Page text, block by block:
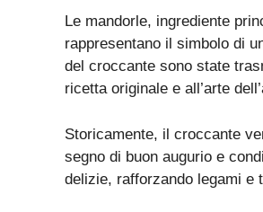
Le mandorle, ingrediente
rappresentano il simbolo di
del croccante sono state
ricetta originale e all’arte
Storicamente, il croccante
segno di buon augurio e
delizie, rafforzando legami e